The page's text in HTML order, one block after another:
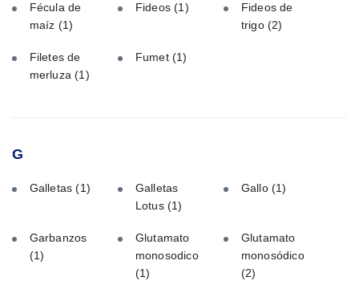
Fécula de
maíz (1)
Fideos(1)
Fideos de
trigo(2)
Filetes de
merluza(1)
Fumet (1)
G
Galletas(1)
Galletas
Lotus (1)
Gallo(1)
Garbanzos
(1)
Glutamato
monosodico
(1)
Glutamato
monosódico
(2)